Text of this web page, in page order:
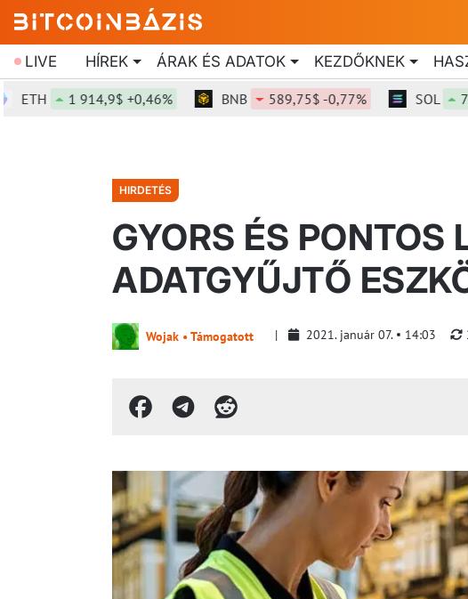
LIVE HÍREK ÁRAK ÉS ADATOK KEZDŐKNEK
1 914,9$ +0,46% BNB 589,75$ -0,77% SOL 73,63$
HIRDETÉS
GYORS ÉS PONTOS
ADATGYŰJTŐ
Wojak • Támogatott 2021. január 07. 14:03